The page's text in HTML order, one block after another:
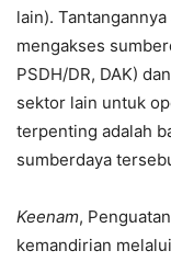
lain).
mengakses
PSDH/DR, DAK)
sektor lain untuk
terpenting adalah
sumberdaya
Keenam,
kemandirian